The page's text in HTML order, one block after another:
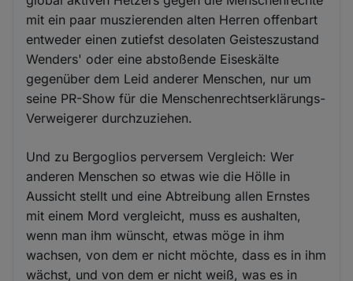
mit ein paar muszierenden alten Herren offenbart
entweder einen zutiefst desolaten Geisteszustand
Wenders' oder eine abstoßende Eiseskälte
gegenüber dem Leid anderer Menschen, nur um
seine PR-Show für die Menschenrechtserklärungs-
Verweigerer durchzuziehen.
Und zu Bergoglios perversem Vergleich: Wer
anderen Menschen so etwas wie die Hölle in
Aussicht stellt und eine Abtreibung allen Ernstes
mit einem Mord vergleicht, muss es aushalten,
wenn man ihm wünscht, etwas möge in ihm
wachsen, von dem er nicht möchte, dass es in ihm
wächst, und von dem er nicht weiß, was es in